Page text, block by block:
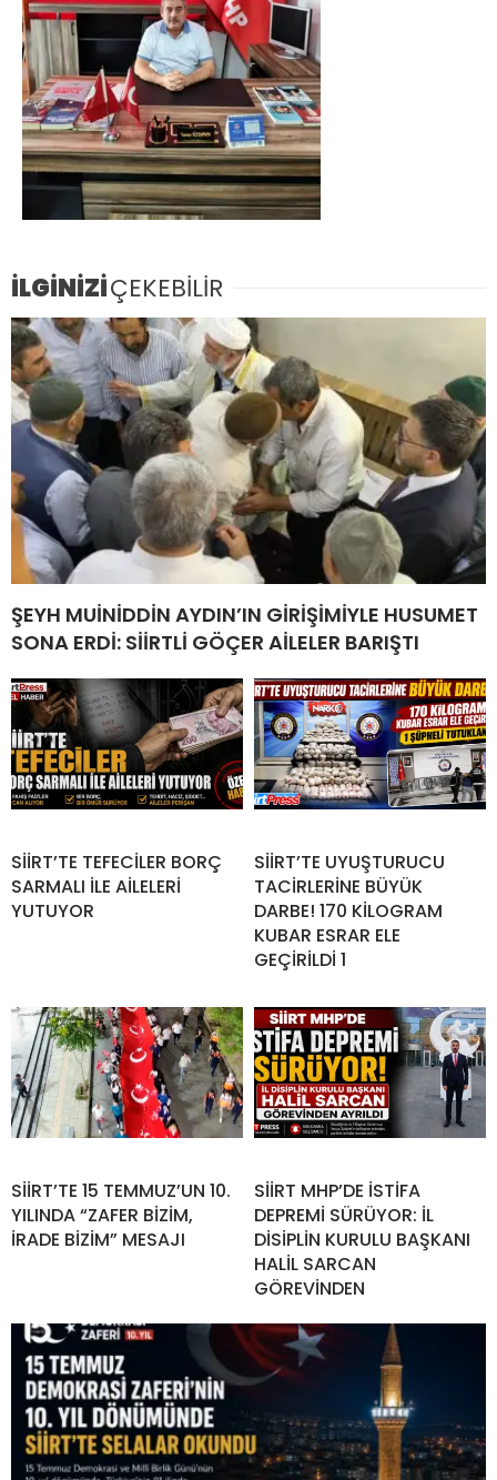
İLGİNİZİÇEKEBİLİR
ŞEYH MUİNİDDİN AYDIN’IN GİRİŞİMİYLE HUSUMET
SONA ERDİ: SİİRTLİ GÖÇER AİLELER BARIŞTI
SİİRT’TE TEFECİLER BORÇ
SARMALI İLE AİLELERİ
YUTUYOR
SİİRT’TE UYUŞTURUCU
TACİRLERİNE BÜYÜK
DARBE! 170 KİLOGRAM
KUBAR ESRAR ELE
GEÇİRİLDİ 1
SİİRT’TE 15 TEMMUZ’UN 10.
YILINDA “ZAFER BİZİM,
İRADE BİZİM” MESAJI
SİİRT MHP’DE İSTİFA
DEPREMİ SÜRÜYOR: İL
DİSİPLİN KURULU BAŞKANI
HALİL SARCAN
GÖREVİNDEN